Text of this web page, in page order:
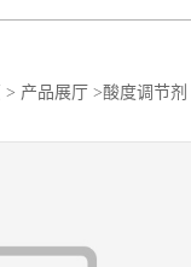
> 产品展厅 >酸度调节剂